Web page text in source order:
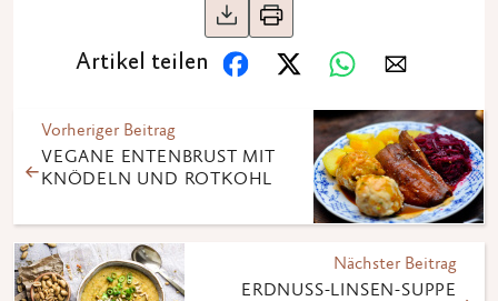
Artikel teilen
Vorheriger Beitrag
VEGANE ENTENBRUST MIT
KNÖDELN UND ROTKOHL
Nächster Beitrag
ERDNUSS-LINSEN-SUPPE